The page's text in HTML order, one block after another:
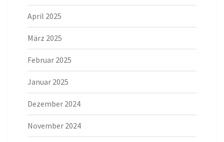
April 2025
März 2025
Februar 2025
Januar 2025
Dezember 2024
November 2024